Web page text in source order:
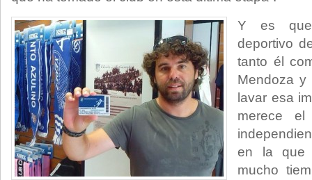
Y es que
deportivo
tanto él
Mendoza y
lavar esa
merece el
en la que
mucho